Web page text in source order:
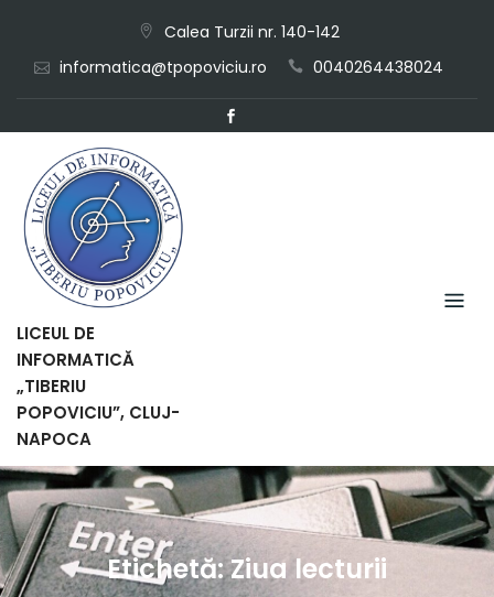
content
Calea Turzii nr. 140-142
informatica@tpopoviciu.ro
0040264438024
LICEUL DE
INFORMATICĂ
„TIBERIU
POPOVICIU”, CLUJ-
NAPOCA
Etichetă:Ziua lecturii